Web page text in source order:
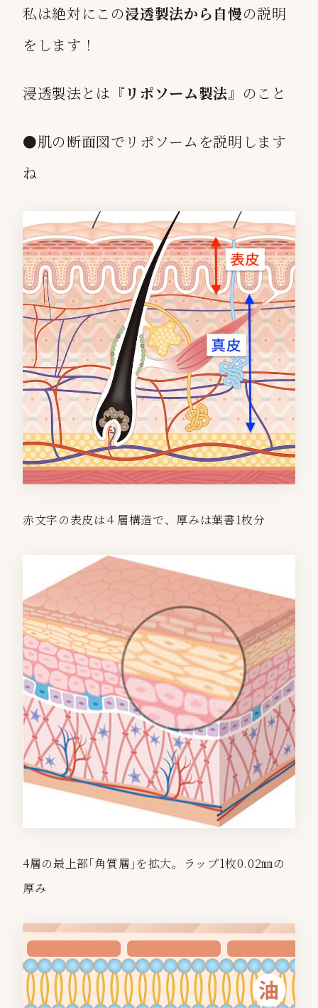
私は絶対にこの浸透製法から自慢の説明
をします！
浸透製法とは『リポソーム製法』のこと
●肌の断面図でリポソームを説明します
ね
赤文字の表皮は４層構造で、厚みは葉書1枚分
4層の最上部｢角質層｣を拡大。ラップ1枚0.02㎜の
厚み